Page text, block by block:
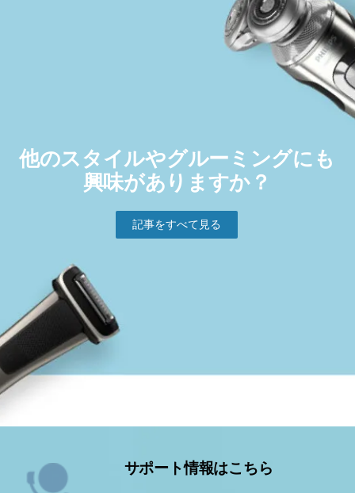
他のスタイルやグルーミングにも
興味がありますか？
記事をすべて⾒る
サポート情報はこちら